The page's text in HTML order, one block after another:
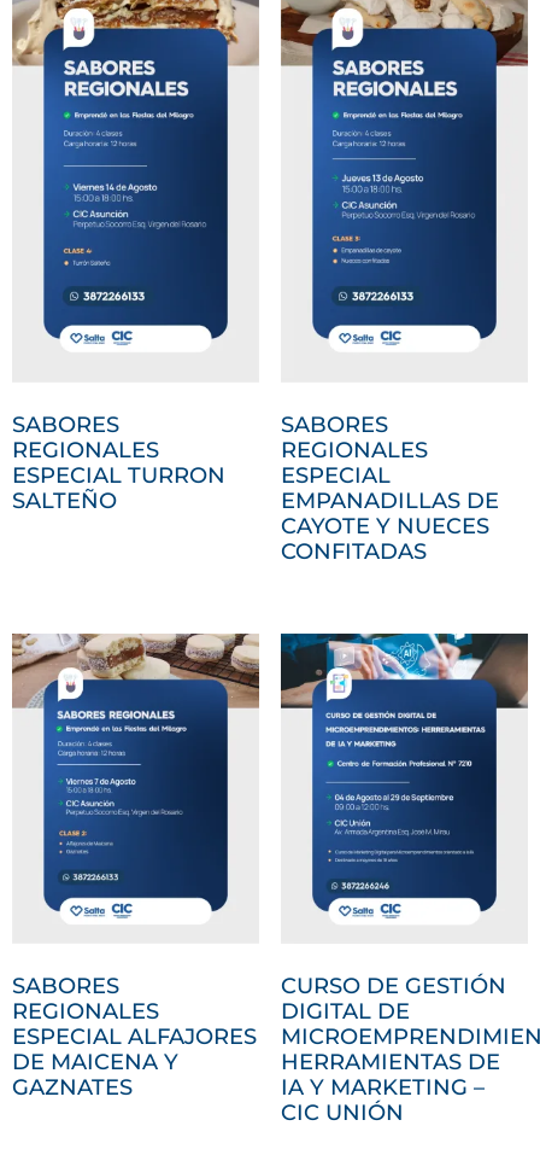
SABORES
REGIONALES
ESPECIAL TURRON
SALTEÑO
SABORES
REGIONALES
ESPECIAL
EMPANADILLAS DE
CAYOTE Y NUECES
CONFITADAS
SABORES
REGIONALES
ESPECIAL ALFAJORES
DE MAICENA Y
GAZNATES
CURSO DE GESTIÓN
DIGITAL DE
HERRAMIENTAS DE
IA Y MARKETING –
CIC UNIÓN